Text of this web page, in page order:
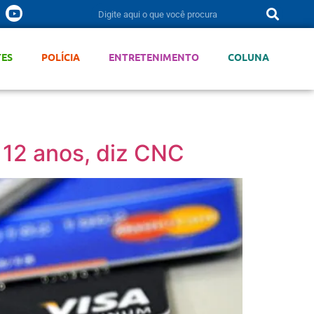
POLÍCIA ENTRETENIMENTO COLUNA
anos, diz CNC